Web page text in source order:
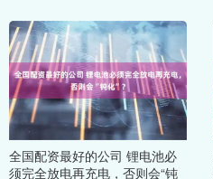
全国配资最好的公司 锂电池必
须完全放电再充电，否则会“钝